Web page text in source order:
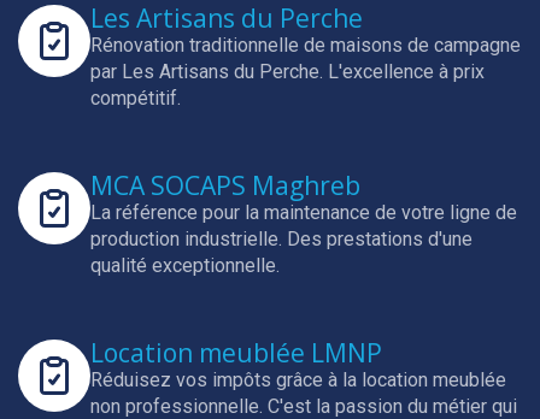
Les Artisans du Perche
Rénovation traditionnelle de maisons de campagne
par Les Artisans du Perche. L'excellence à prix
compétitif.
MCA SOCAPS Maghreb
La référence pour la maintenance de votre ligne de
production industrielle. Des prestations d'une
qualité exceptionnelle.
Location meublée LMNP
Réduisez vos impôts grâce à la location meublée
non professionnelle. C'est la passion du métier qui